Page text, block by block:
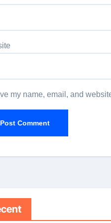
my name, email, and